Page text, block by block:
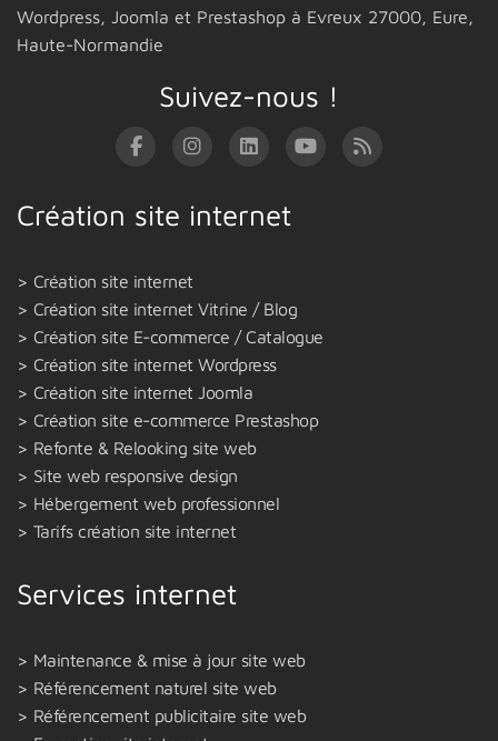
Wordpress, Joomla et Prestashop à Evreux 27000, Eure,
Haute-Normandie
Suivez-nous !
Création site internet
Création site internet
Création site internet Vitrine / Blog
Création site E-commerce / Catalogue
Création site internet Wordpress
Création site internet Joomla
Création site e-commerce Prestashop
Refonte & Relooking site web
Site web responsive design
Hébergement web professionnel
Tarifs création site internet
Services internet
Maintenance & mise à jour site web
Référencement naturel site web
Référencement publicitaire site web